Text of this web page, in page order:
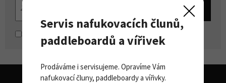
Souhlasím se zpracováním osobních údajů
Servis nafukovacích člunů,
paddleboardů a vířivek
Prodáváme i servisujeme. Opravíme Vám
nafukovací čluny, paddleboardy a vířivky.